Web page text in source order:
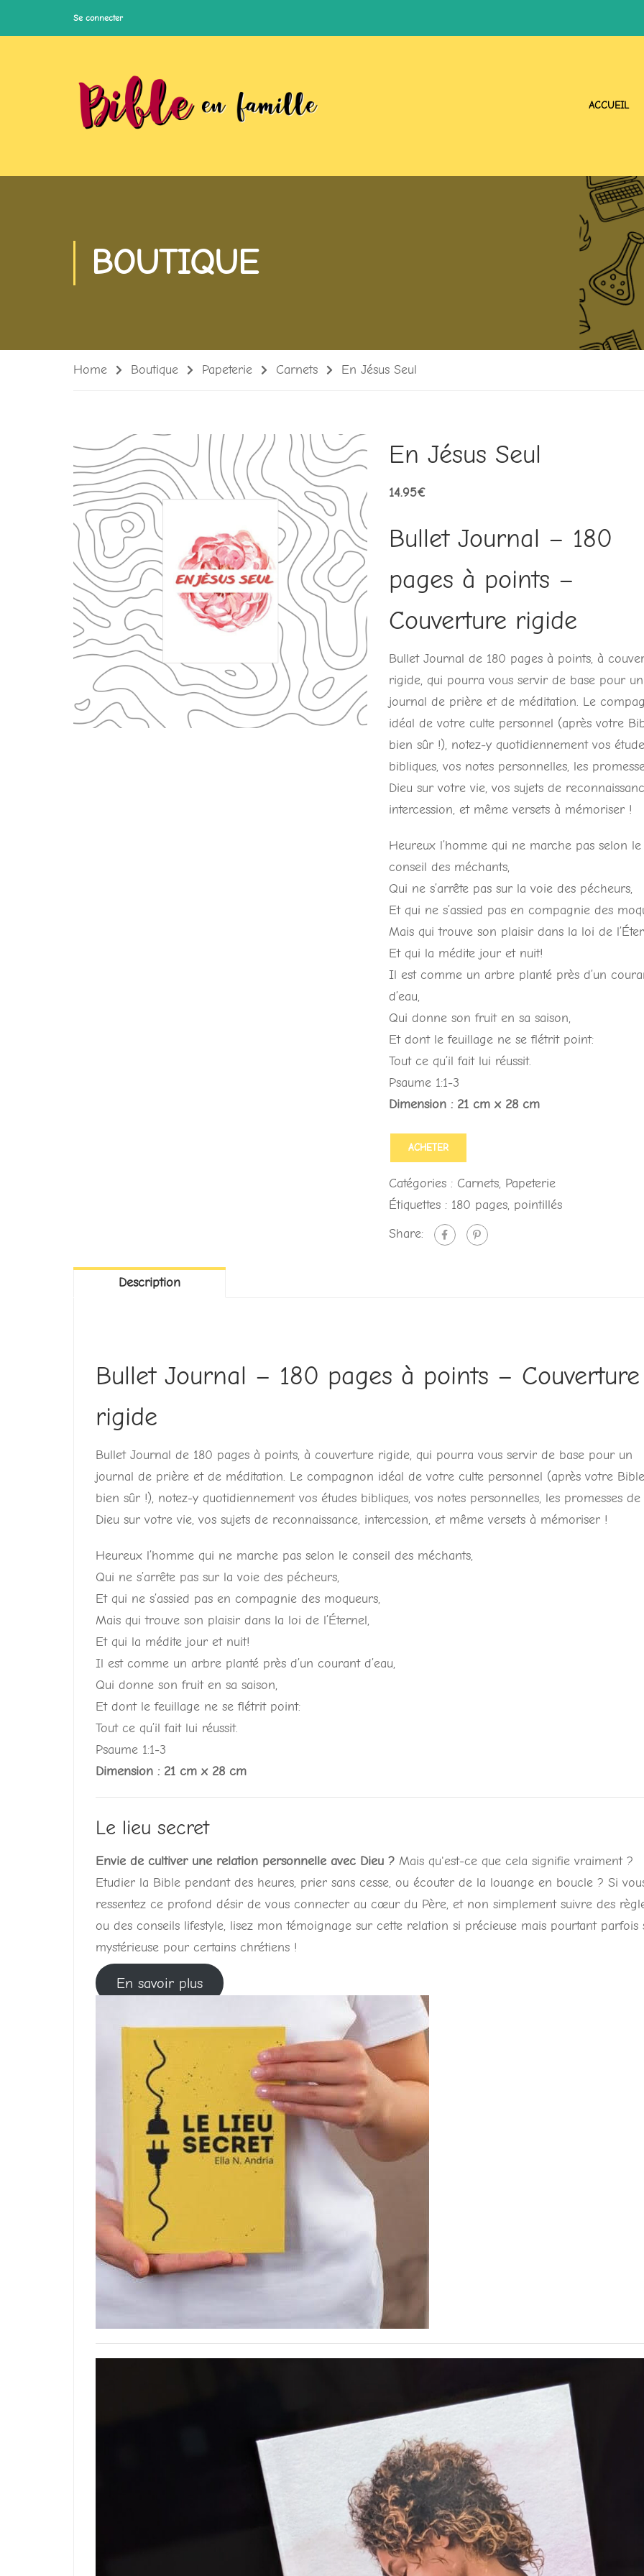
Se connecter
ACCUEIL
BOUTIQUE
Home Boutique Papeterie Carnets En Jésus Seul
En Jésus Seul
14.95€
Bullet Journal – 180
pages à points –
Couverture rigide
Bullet Journal de 180 pages à points, à
rigide, qui pourra vous servir de base pour un
journal de prière et de méditation. Le
idéal de votre culte personnel (après votre
bien sûr !), notez-y quotidiennement vos
bibliques, vos notes personnelles, les
Dieu sur votre vie, vos sujets de
intercession, et même versets à mémoriser !
Heureux l’homme qui ne marche pas selon le
conseil des méchants,
Qui ne s’arrête pas sur la voie des pécheurs,
Et qui ne s’assied pas en compagnie des
Mais qui trouve son plaisir dans la loi de
Et qui la médite jour et nuit!
Il est comme un arbre planté près d’un
d’eau,
Qui donne son fruit en sa saison,
Et dont le feuillage ne se flétrit point:
Tout ce qu’il fait lui réussit.
Psaume 1:1-3
Dimension : 21 cm x 28 cm
ACHETER
Catégories : Carnets, Papeterie
Étiquettes : 180 pages, pointillés
Share:
Description
Bullet Journal – 180 pages à points – Couverture
rigide
Bullet Journal de 180 pages à points, à couverture rigide, qui pourra vous servir de base pour un
journal de prière et de méditation. Le compagnon idéal de votre culte personnel (après votre
bien sûr !), notez-y quotidiennement vos études bibliques, vos notes personnelles, les promesses de
Dieu sur votre vie, vos sujets de reconnaissance, intercession, et même versets à mémoriser !
Heureux l’homme qui ne marche pas selon le conseil des méchants,
Qui ne s’arrête pas sur la voie des pécheurs,
Et qui ne s’assied pas en compagnie des moqueurs,
Mais qui trouve son plaisir dans la loi de l’Éternel,
Et qui la médite jour et nuit!
Il est comme un arbre planté près d’un courant d’eau,
Qui donne son fruit en sa saison,
Et dont le feuillage ne se flétrit point:
Tout ce qu’il fait lui réussit.
Psaume 1:1-3
Dimension : 21 cm x 28 cm
Le lieu secret
Envie de cultiver une relation personnelle avec Dieu ? Mais qu'est-ce que cela signifie vraiment ?
Etudier la Bible pendant des heures, prier sans cesse, ou écouter de la louange en boucle ? Si
ressentez ce profond désir de vous connecter au cœur du Père, et non simplement suivre des
ou des conseils lifestyle, lisez mon témoignage sur cette relation si précieuse mais pourtant parfois
mystérieuse pour certains chrétiens !
En savoir plus